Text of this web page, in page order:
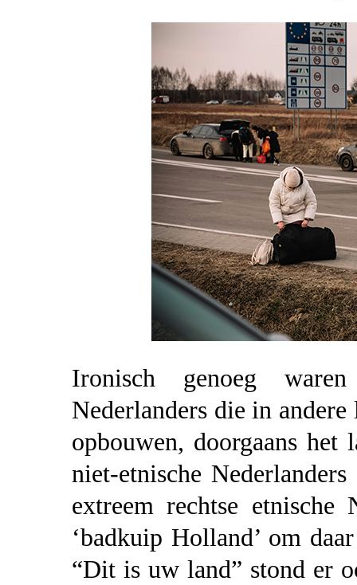
Ironisch genoeg
Nederlanders die in
opbouwen, doorgaans het
niet-etnische
extreem rechtse etnische
‘badkuip Holland’ om
“Dit is uw land” stond er